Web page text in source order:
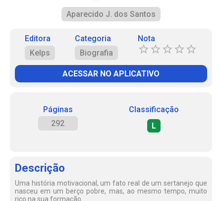
Aparecido J. dos Santos
Editora
Kelps
Categoria
Biografia
Nota
ACESSAR NO APLICATIVO
Páginas
292
Classificação
L
Descrição
Uma história motivacional, um fato real de um sertanejo que
nasceu em um berço pobre, mas, ao mesmo tempo, muito
rico na sua formação.